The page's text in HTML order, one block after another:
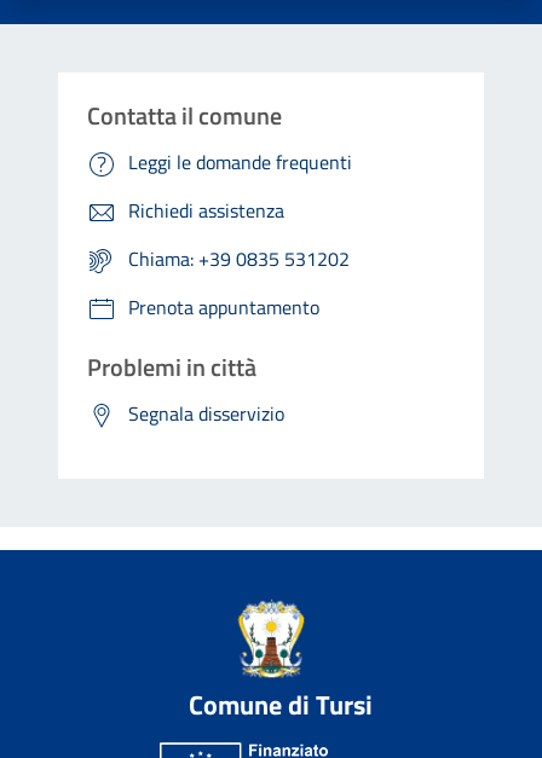
Contatta il comune
Leggi le domande frequenti
Richiedi assistenza
Chiama: +39 0835 531202
Prenota appuntamento
Problemi in città
Segnala disservizio
Comune di Tursi